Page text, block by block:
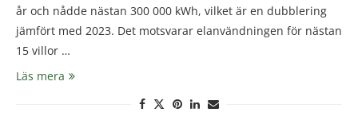
år och nådde nästan 300 000 kWh, vilket är en dubblering
jämfört med 2023. Det motsvarar elanvändningen för nästan
15 villor …
Läs mera